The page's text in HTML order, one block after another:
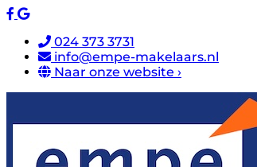
024 373 3731
info@empe-makelaars.nl
Naar onze website ›